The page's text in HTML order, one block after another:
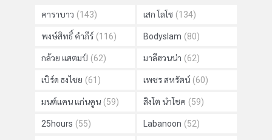
คาราบาว (143) เสก โลโซ (134)
พงษ์สิทธิ์ คำภีร์ (116) Bodyslam (80)
กล้วย แสตมป์ (62) มาลีฮวนน่า (62)
เบิร์ด ธงไชย (61) เพชร สหรัตน์ (60)
มนต์แคน แก่นคูน (59) สิงโต นำโชค (59)
25hours (55) Labanoon (52)